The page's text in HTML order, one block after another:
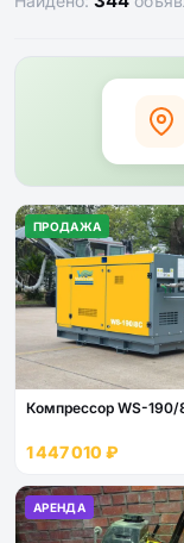
ПРОДАЖА
Компрессор WS-
1 447 010 ₽
АРЕНДА